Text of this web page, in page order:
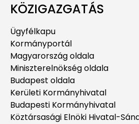
KÖZIGAZGATÁS
Ügyfélkapu
Kormányportál
Magyarország oldala
Miniszterelnökség oldala
Budapest oldala
Kerületi Kormányhivatal
Budapesti Kormányhivatal
Köztársasági Elnöki Hivatal-